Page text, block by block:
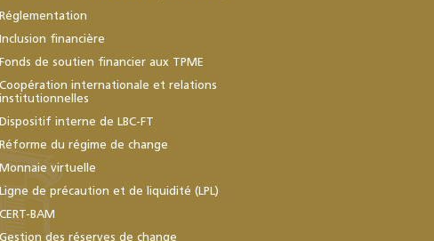
Réglementation
Inclusion financière
Fonds de soutien financier aux TPME
Coopération internationale et relations
institutionnelles
Dispositif interne de LBC-FT
Réforme du régime de change
Monnaie virtuelle
Ligne de précaution et de liquidité (LPL)
CERT-BAM
Gestion des réserves de change